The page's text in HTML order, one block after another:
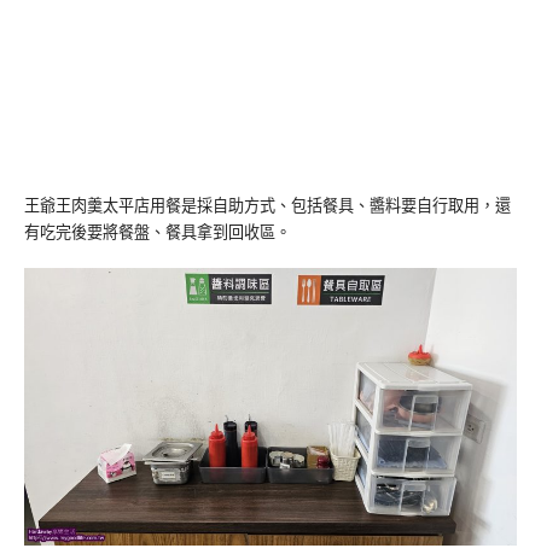
王爺王肉羹太平店用餐是採自助方式、包括餐具、醬料要自行取用，還
有吃完後要將餐盤、餐具拿到回收區。